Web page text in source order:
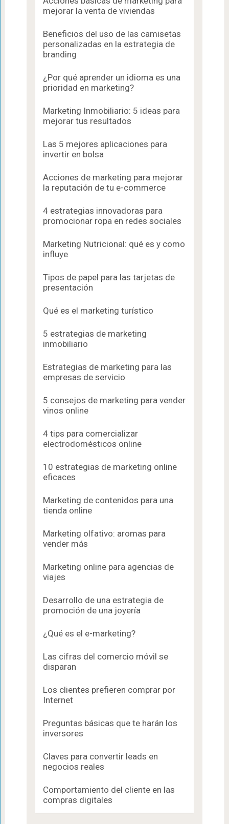
mejorar la venta de viviendas
Beneficios del uso de las camisetas
personalizadas en la estrategia de
branding
¿Por qué aprender un idioma es una
prioridad en marketing?
Marketing Inmobiliario: 5 ideas para
mejorar tus resultados
Las 5 mejores aplicaciones para
invertir en bolsa
Acciones de marketing para mejorar
la reputación de tu e-commerce
4 estrategias innovadoras para
promocionar ropa en redes sociales
Marketing Nutricional: qué es y como
influye
Tipos de papel para las tarjetas de
presentación
Qué es el marketing turístico
5 estrategias de marketing
inmobiliario
Estrategias de marketing para las
empresas de servicio
5 consejos de marketing para vender
vinos online
4 tips para comercializar
electrodomésticos online
10 estrategias de marketing online
eficaces
Marketing de contenidos para una
tienda online
Marketing olfativo: aromas para
vender más
Marketing online para agencias de
viajes
Desarrollo de una estrategia de
promoción de una joyería
¿Qué es el e-marketing?
Las cifras del comercio móvil se
disparan
Los clientes prefieren comprar por
Internet
Preguntas básicas que te harán los
inversores
Claves para convertir leads en
negocios reales
Comportamiento del cliente en las
compras digitales